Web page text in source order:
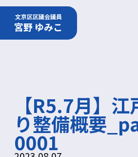
文京区区議会議員
宮野 ゆみこ
【R5.7月】
り整備概要
0001